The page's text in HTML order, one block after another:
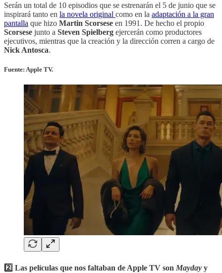
Serán un total de 10 episodios que se estrenarán el 5 de junio que se
inspirará tanto en la novela original como en la adaptación a la gran
pantalla que hizo Martin Scorsese en 1991. De hecho el propio
Scorsese junto a Steven Spielberg ejercerán como productores
ejecutivos, mientras que la creación y la dirección corren a cargo de
Nick Antosca.
Fuente: Apple TV.
2️⃣ Las películas que nos faltaban de Apple TV son Mayday y